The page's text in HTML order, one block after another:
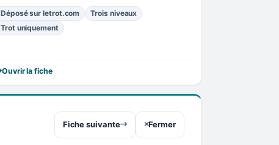
Déposé sur letrot.com
Trois niveaux
Trot uniquement
Ouvrir la fiche
Fiche suivante Fermer